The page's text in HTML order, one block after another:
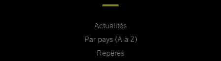
Actualités
Par pays (A à Z)
Repères